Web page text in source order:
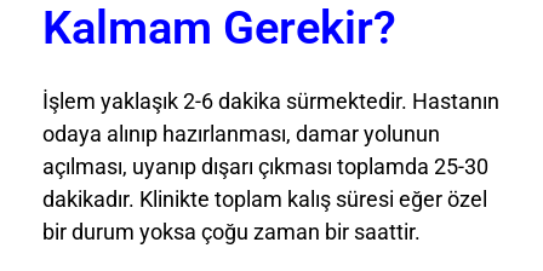
Kalmam Gerekir?
İşlem yaklaşık 2-6 dakika sürmektedir. Hastanın
odaya alınıp hazırlanması, damar yolunun
açılması, uyanıp dışarı çıkması toplamda 25-30
dakikadır. Klinikte toplam kalış süresi eğer özel
bir durum yoksa çoğu zaman bir saattir.